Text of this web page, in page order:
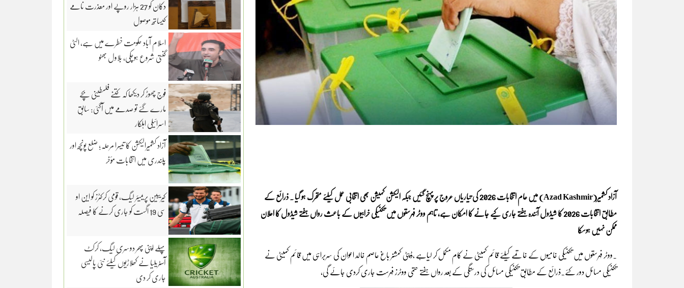
آزاد کشمیر(Azad Kashmir) میں عام انتخابات 2026 کی تیاریاں عروج پر پہنچ گئیں جبکہ الیکشن کمیشن بھی انتخابی عمل کیلئے متحرک ہو گیا ۔ ذرائع کے
مطابق انتخابات 2026 کا شیڈول آئندہ ہفتے جاری کیے جانے کا امکان ہے، تاہم ووٹر فہرستوں میں تکنیکی خرابیوں کے باعث رواں ہفتے شیڈول کا اعلان
ممکن نہیں ہوسکا
۔ووٹر فہرستوں میں تکنیکی خامیوں کے خاتمے کیلئے قائم کمیٹی نے کام مکمل کر لیاہے ،ڈپٹی کمشنر باغ عاصم خالد اعوان کی سربراہی میں قائم کمیٹی نے
تکنیکی مسائل دور کئے۔ذرائع کے مطابق تکنیکی مسائل کی درستگی کے بعد رواں ہفتے حتمی ووٹرز فہرست جاری کردی جائے گی،
دکان کو 27 ہزار روپے اور معذرت نامے
کیساتھ موصول
اسلام آباد حکومت خطرے میں ہے، الٹی
گنتی شروع ہوچکی، بلاول بھٹو
فوج چھوڑ کر دیکھا کہ کتنے فلسطینی بچے
مارے گئے تو صدمے میں آگئی: سابق
اسرائیلی اہلکار
آزاد کشمیرالیکشن کا تیسرا مرحلہ؛ ضلع پونچھ اور
پلندری میں انتخابات مؤخر
کیریبین پریمیئر لیگ، قومی کرکٹرز کو این او
سی 19 اگست کو جاری کرنے کا فیصلہ
پہلے اپنی پھر دوسری لیگ، کرکٹ
آسٹریلیا نے کھلاڑیوں کیلئے نئی پالیسی
جاری کر دی